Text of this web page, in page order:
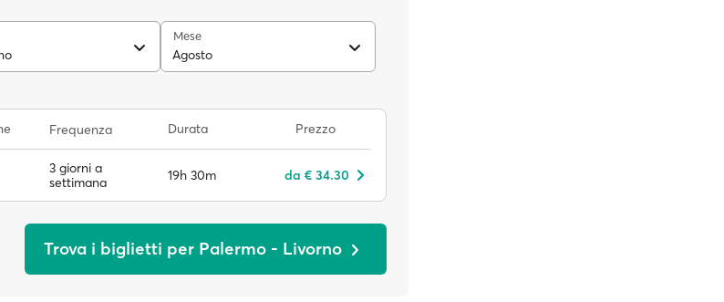
Mese
Agosto
Frequenza Durata Prezzo
3 giorni a
settimana
19h 30m da € 34.30
Trova i biglietti per Palermo - Livorno